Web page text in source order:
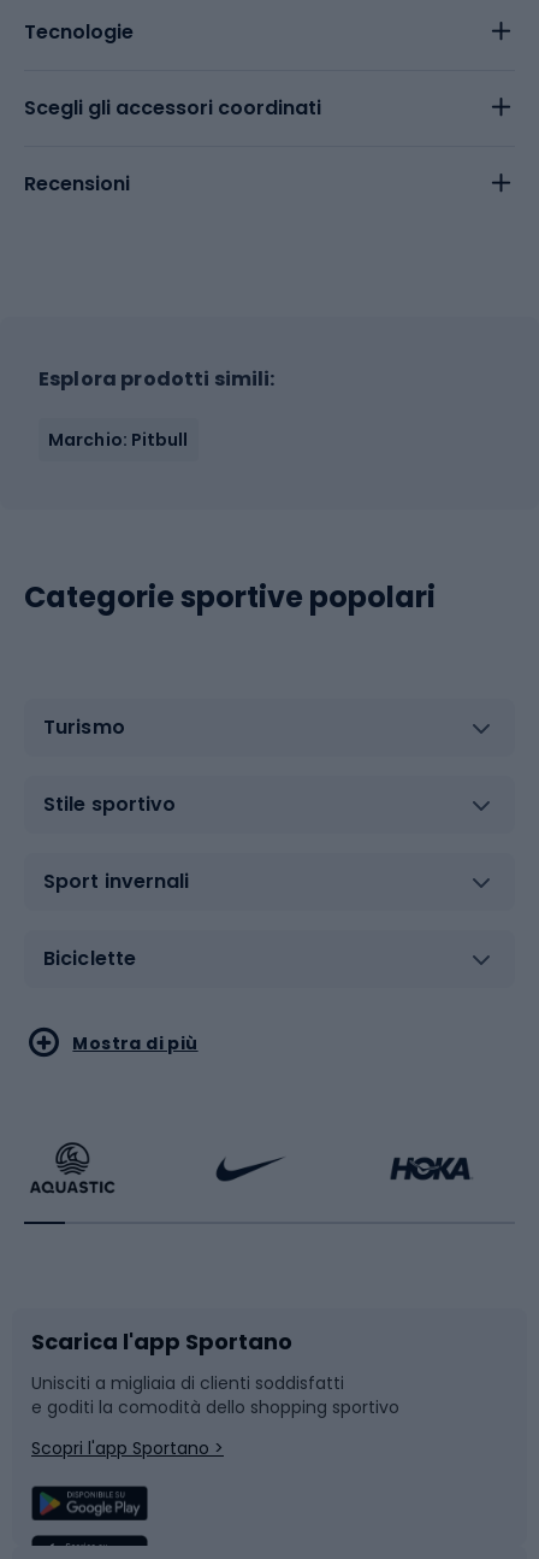
Tecnologie
Scegli gli accessori coordinati
Recensioni
Esplora prodotti simili:
Marchio: Pitbull
Categorie sportive popolari
Turismo
Stile sportivo
Sport invernali
Biciclette
Sport acquatici
Bikepacking
Bushcraft
Corsa
Sport di squadra
Sport di arti marziali
Sport con le racchette
Slitte e slittini
Snowboard
Camminata nordica
Mostra di più
Scarica l'app Sportano
Unisciti a migliaia di clienti soddisfatti
e goditi la comodità dello shopping sportivo
Scopri l'app Sportano >